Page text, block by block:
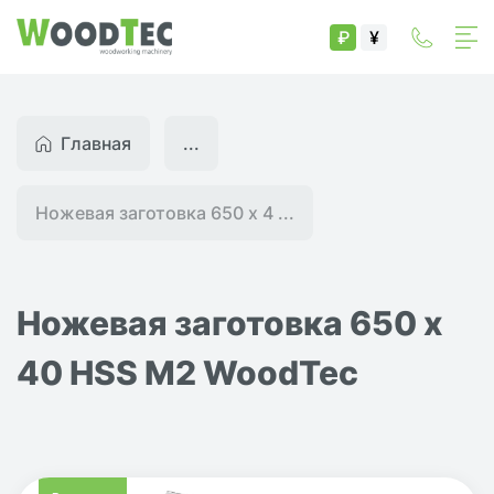
₽ ¥
Главная
Ножевая заготовка 650 x 4 ...
...
Ножевая заготовка 650 x
40 HSS M2 WoodTec